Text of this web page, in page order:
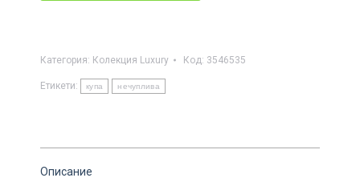
Категория: Колекция Luxury Код: 3546535
Етикети: купа нечуплива
Описание